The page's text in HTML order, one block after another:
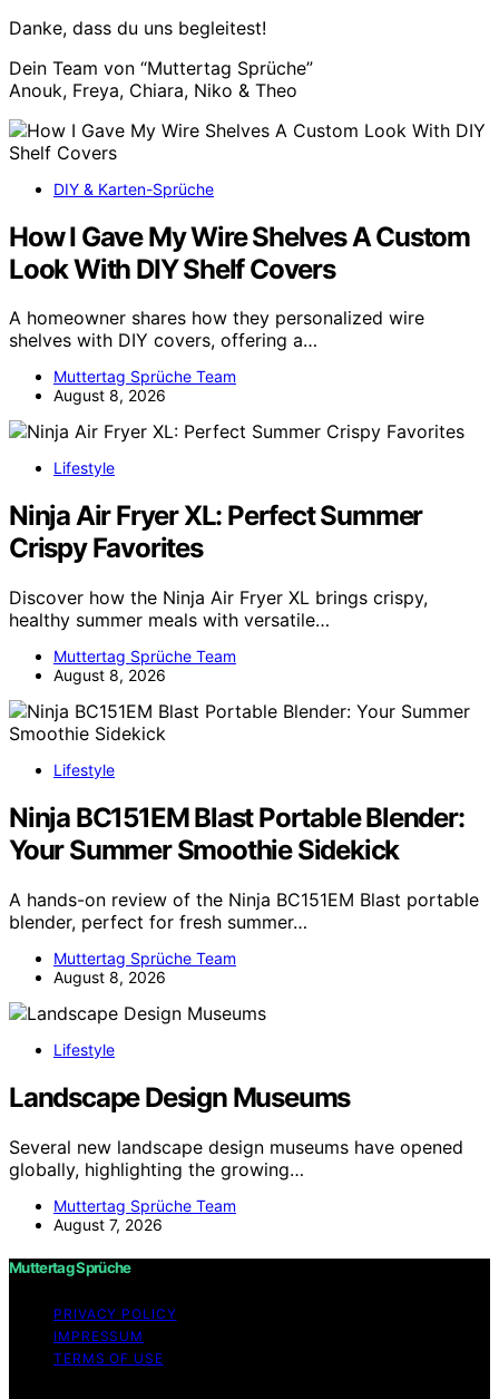
Danke, dass du uns begleitest!
Dein Team von “Muttertag Sprüche”
Anouk, Freya, Chiara, Niko & Theo
DIY & Karten-Sprüche
How I Gave My Wire Shelves A Custom
Look With DIY Shelf Covers
A homeowner shares how they personalized wire
shelves with DIY covers, offering a…
Muttertag Sprüche Team
August 8, 2026
Lifestyle
Ninja Air Fryer XL: Perfect Summer
Crispy Favorites
Discover how the Ninja Air Fryer XL brings crispy,
healthy summer meals with versatile…
Muttertag Sprüche Team
August 8, 2026
Lifestyle
Ninja BC151EM Blast Portable Blender:
Your Summer Smoothie Sidekick
A hands-on review of the Ninja BC151EM Blast portable
blender, perfect for fresh summer…
Muttertag Sprüche Team
August 8, 2026
Lifestyle
Landscape Design Museums
Several new landscape design museums have opened
globally, highlighting the growing…
Muttertag Sprüche Team
August 7, 2026
Muttertag Sprüche
PRIVACY POLICY
IMPRESSUM
TERMS OF USE